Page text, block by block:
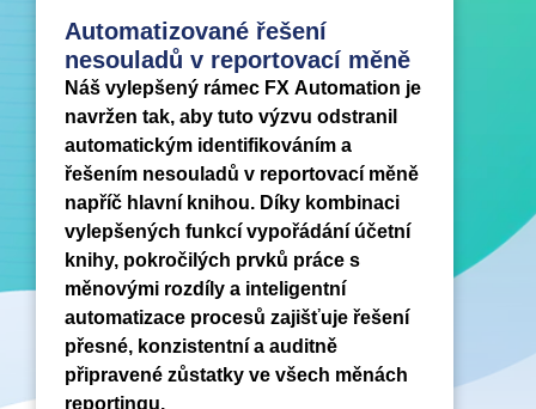
Automatizované řešení
nesouladů v reportovací měně
Náš vylepšený rámec FX Automation je
navržen tak, aby tuto výzvu odstranil
automatickým identifikováním a
řešením nesouladů v reportovací měně
napříč hlavní knihou. Díky kombinaci
vylepšených funkcí vypořádání účetní
knihy, pokročilých prvků práce s
měnovými rozdíly a inteligentní
automatizace procesů zajišťuje řešení
přesné, konzistentní a auditně
připravené zůstatky ve všech měnách
reportingu.